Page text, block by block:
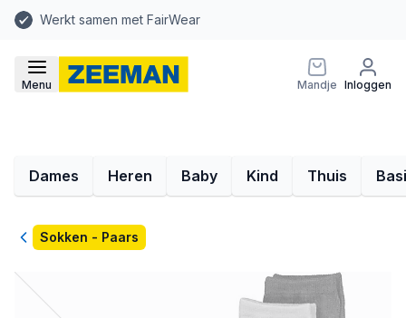
Werkt samen met FairWear
Menu Mandje Inloggen
Dames Heren Baby Kind Thuis
TerugSokken - Paars